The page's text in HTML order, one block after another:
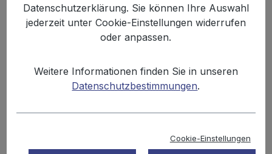
29,99 €
Datenschutzerklärung. Sie können Ihre Auswahl
jederzeit unter Cookie-Einstellungen widerrufen
oder anpassen.
Weitere Informationen finden Sie in unseren
Datenschutzbestimmungen.
Cookie-Einstellungen